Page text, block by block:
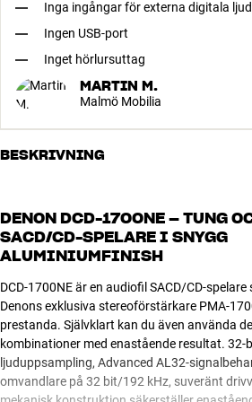
Inga ingångar för externa digitala
Ingen USB-port
Inget hörlursuttag
MARTIN M.
Malmö Mobilia
BESKRIVNING
DENON DCD-1700NE – TUNG
SACD/CD-SPELARE I SNYGG
ALUMINIUMFINISH
DCD-1700NE är en audiofil SACD/CD-
Denons exklusiva stereoförstärkare PMA-
prestanda. Självklart kan du även använda
kombinationer med enastående resultat. 32-
ljuduppsampling, Advanced AL32-
omvandlare på 32 bit/192 kHz, suveränt